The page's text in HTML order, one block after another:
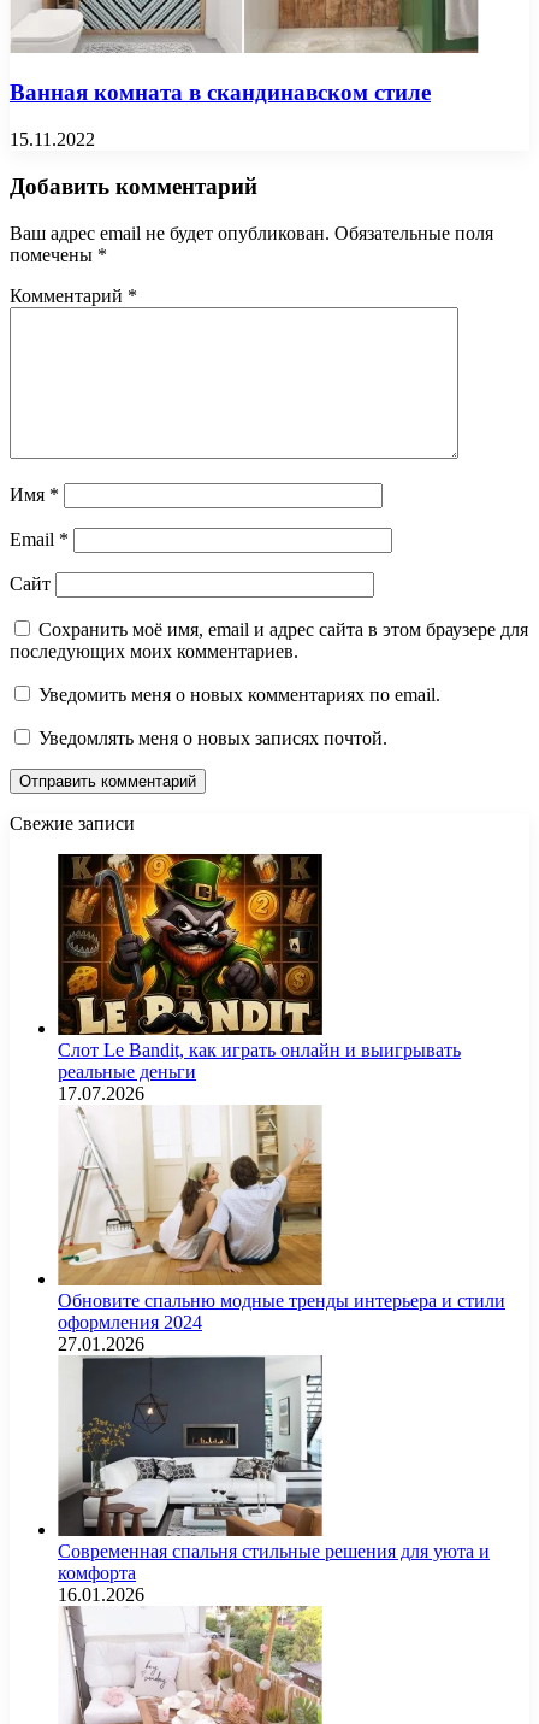
Ванная комната в скандинавском стиле
15.11.2022
Добавить комментарий
Ваш адрес email не будет опубликован. Обязательные поля
помечены *
Комментарий *
Имя *
Email *
Сайт
Сохранить моё имя, email и адрес сайта в этом браузере для
последующих моих комментариев.
Уведомить меня о новых комментариях по email.
Уведомлять меня о новых записях почтой.
Свежие записи
Слот Le Bandit, как играть онлайн и выигрывать
реальные деньги
17.07.2026
Обновите спальню модные тренды интерьера и стили
оформления 2024
27.01.2026
Современная спальня стильные решения для уюта и
комфорта
16.01.2026